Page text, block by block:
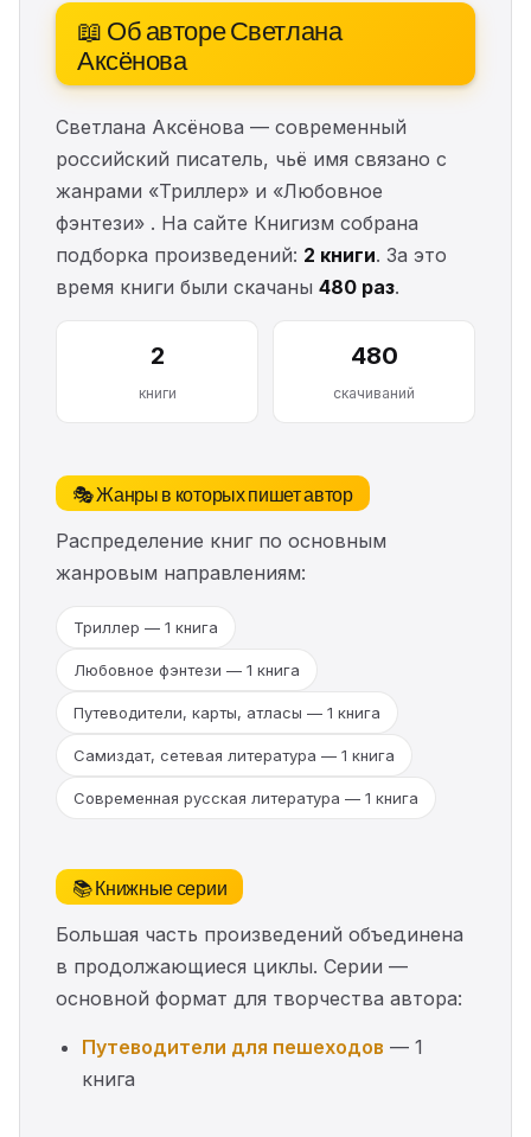
📖 Об авторе Светлана
Аксёнова
Светлана Аксёнова — современный
российский писатель, чьё имя связано с
жанрами «Триллер» и «Любовное
фэнтези» . На сайте Книгизм собрана
подборка произведений: 2 книги. За это
время книги были скачаны 480 раз.
2
книги
480
скачиваний
🎭 Жанры в которых пишет автор
Распределение книг по основным
жанровым направлениям:
Триллер — 1 книга
Любовное фэнтези — 1 книга
Путеводители, карты, атласы — 1 книга
Самиздат, сетевая литература — 1 книга
Современная русская литература — 1 книга
📚 Книжные серии
Большая часть произведений объединена
в продолжающиеся циклы. Серии —
основной формат для творчества автора:
Путеводители для пешеходов — 1
книга